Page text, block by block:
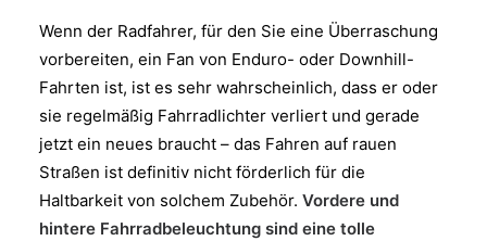
Wenn der Radfahrer, für den Sie eine Überraschung
vorbereiten, ein Fan von Enduro- oder Downhill-
Fahrten ist, ist es sehr wahrscheinlich, dass er oder
sie regelmäßig Fahrradlichter verliert und gerade
jetzt ein neues braucht – das Fahren auf rauen
Straßen ist definitiv nicht förderlich für die
Haltbarkeit von solchem Zubehör. Vordere und
hintere Fahrradbeleuchtung sind eine tolle